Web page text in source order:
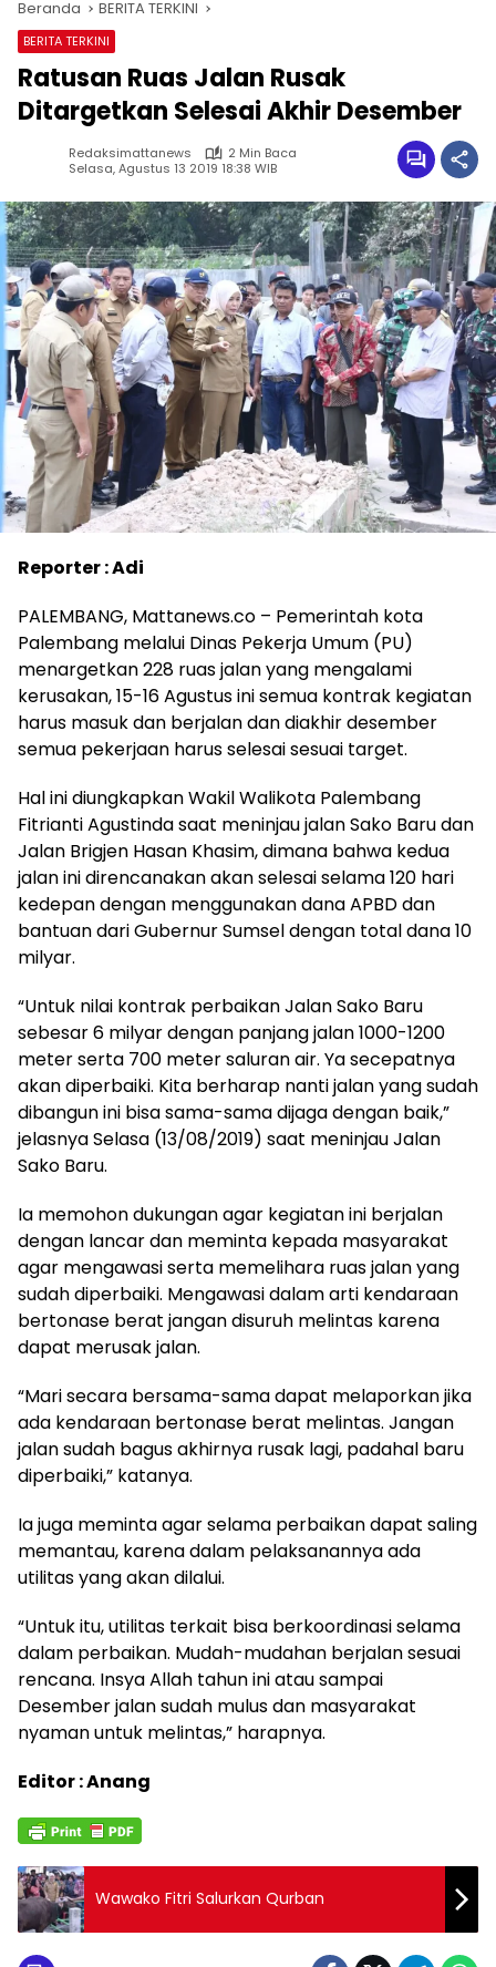
Beranda BERITA TERKINI
BERITA TERKINI
Ratusan Ruas Jalan Rusak
Ditargetkan Selesai Akhir Desember
Redaksimattanews
2 Min Baca
Selasa, Agustus 13 2019 18:38 WIB
Reporter : Adi
PALEMBANG, Mattanews.co – Pemerintah kota
Palembang melalui Dinas Pekerja Umum (PU)
menargetkan 228 ruas jalan yang mengalami
kerusakan, 15-16 Agustus ini semua kontrak kegiatan
harus masuk dan berjalan dan diakhir desember
semua pekerjaan harus selesai sesuai target.
Hal ini diungkapkan Wakil Walikota Palembang
Fitrianti Agustinda saat meninjau jalan Sako Baru dan
Jalan Brigjen Hasan Khasim, dimana bahwa kedua
jalan ini direncanakan akan selesai selama 120 hari
kedepan dengan menggunakan dana APBD dan
bantuan dari Gubernur Sumsel dengan total dana 10
milyar.
“Untuk nilai kontrak perbaikan Jalan Sako Baru
sebesar 6 milyar dengan panjang jalan 1000-1200
meter serta 700 meter saluran air. Ya secepatnya
akan diperbaiki. Kita berharap nanti jalan yang sudah
dibangun ini bisa sama-sama dijaga dengan baik,”
jelasnya Selasa (13/08/2019) saat meninjau Jalan
Sako Baru.
Ia memohon dukungan agar kegiatan ini berjalan
dengan lancar dan meminta kepada masyarakat
agar mengawasi serta memelihara ruas jalan yang
sudah diperbaiki. Mengawasi dalam arti kendaraan
bertonase berat jangan disuruh melintas karena
dapat merusak jalan.
“Mari secara bersama-sama dapat melaporkan jika
ada kendaraan bertonase berat melintas. Jangan
jalan sudah bagus akhirnya rusak lagi, padahal baru
diperbaiki,” katanya.
Ia juga meminta agar selama perbaikan dapat saling
memantau, karena dalam pelaksanannya ada
utilitas yang akan dilalui.
“Untuk itu, utilitas terkait bisa berkoordinasi selama
dalam perbaikan. Mudah-mudahan berjalan sesuai
rencana. Insya Allah tahun ini atau sampai
Desember jalan sudah mulus dan masyarakat
nyaman untuk melintas,” harapnya.
Editor : Anang
Wawako Fitri Salurkan Qurban